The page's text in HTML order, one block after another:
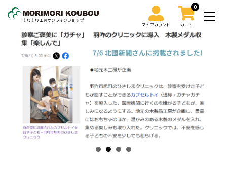
もりもり工房オンラインショップ
マイアカウント
0
カート
マイアカウント
0
カート
トップ
ミニカーケース
トレインケース
コレクションケース